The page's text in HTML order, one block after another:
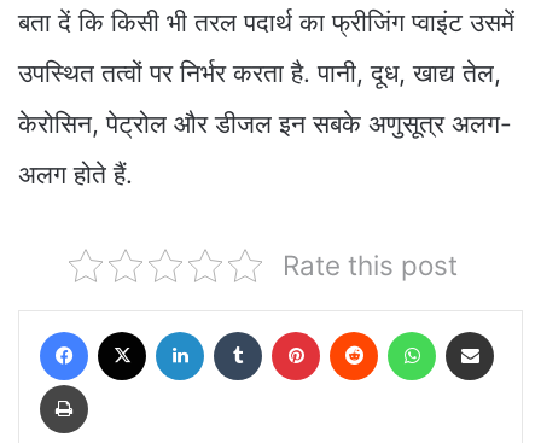
बता दें कि किसी भी तरल पदार्थ का फ्रीजिंग प्वाइंट उसमें
उपस्थित तत्वों पर निर्भर करता है. पानी, दूध, खाद्य तेल,
केरोसिन, पेट्रोल और डीजल इन सबके अणुसूत्र अलग-
अलग होते हैं.
Rate this post
Facebook LinkedIn Tumblr Pinterest Reddit WhatsApp
Print